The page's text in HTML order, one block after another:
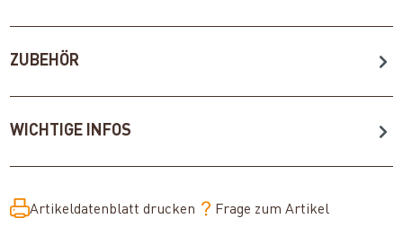
ZUBEHÖR
WICHTIGE INFOS
Artikeldatenblatt drucken Frage zum Artikel